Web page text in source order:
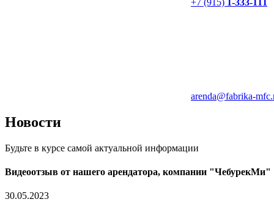
+7 (915) 1-333-111
arenda@fabrika-
Новости
Будьте в курсе самой актуальной информации
Видеоотзыв от нашего арендатора, компании "ЧебурекМи"
30.05.2023